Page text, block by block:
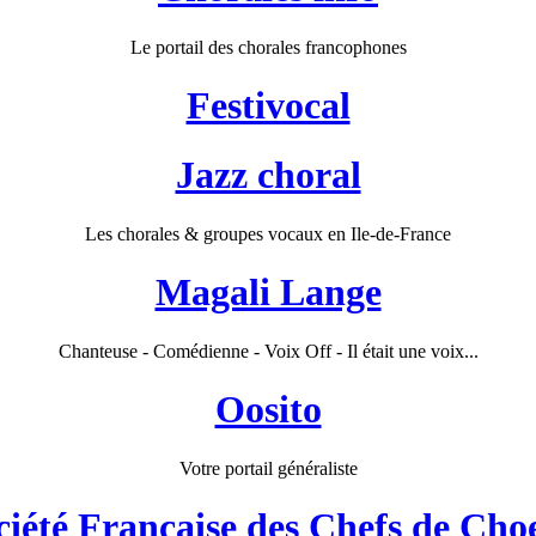
Le portail des chorales francophones
Festivocal
Jazz choral
Les chorales & groupes vocaux en Ile-de-France
Magali Lange
Chanteuse - Comédienne - Voix Off - Il était une voix...
Oosito
Votre portail généraliste
Française des Chefs de